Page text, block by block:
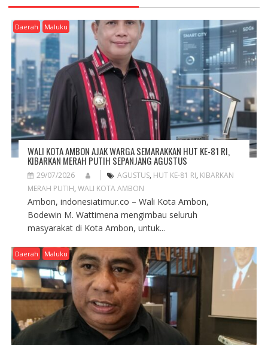
I
G
A
O
N
Daerah Maluku
WALI KOTA AMBON AJAK WARGA SEMARAKKAN HUT KE-81 RI,
KIBARKAN MERAH PUTIH SEPANJANG AGUSTUS
29/07/2026 AGUSTUS, HUT KE-81 RI, KIBARKAN
MERAH PUTIH, WALI KOTA AMBON
Ambon, indonesiatimur.co – Wali Kota Ambon,
Bodewin M. Wattimena mengimbau seluruh
masyarakat di Kota Ambon, untuk...
Daerah Maluku